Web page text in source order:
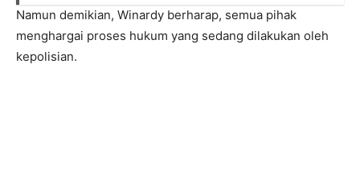
Namun demikian, Winardy berharap, semua pihak
menghargai proses hukum yang sedang dilakukan oleh
kepolisian.